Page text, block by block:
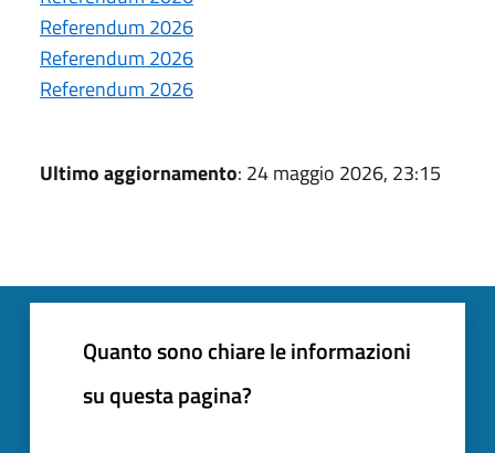
Referendum 2026
Referendum 2026
Referendum 2026
Ultimo aggiornamento: 24 maggio 2026, 23:15
Quanto sono chiare le informazioni
su questa pagina?